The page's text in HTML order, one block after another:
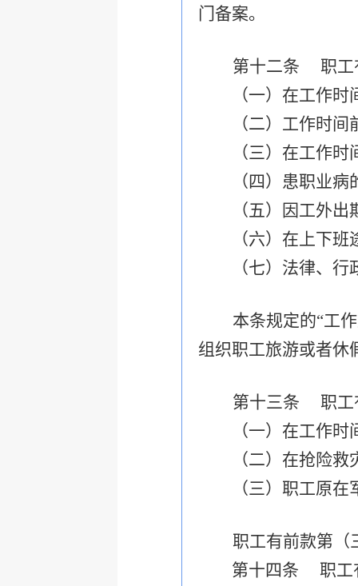
门备案。
第十二条 职工
（一）在工作
（二）工作时间前
（三）在工作时间
（四）患职业病
（五）因工外出期
（六）在上下班途
（七）法律、行政
本条规定的“工
组织职工旅游或者休
第十三条 职工
（一）在工作时间
（二）在抢险救灾
（三）职工原在军
职工有前款第（
第十四条
职工